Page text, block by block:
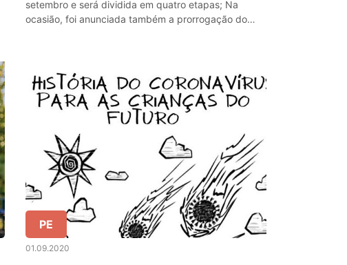
setembro e será dividida em quatro etapas; Na
ocasião, foi anunciada também a prorrogação do
PE
01.09.2020